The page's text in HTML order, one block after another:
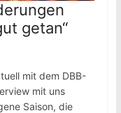
getan“
mit dem DBB-
mit uns
Saison, die